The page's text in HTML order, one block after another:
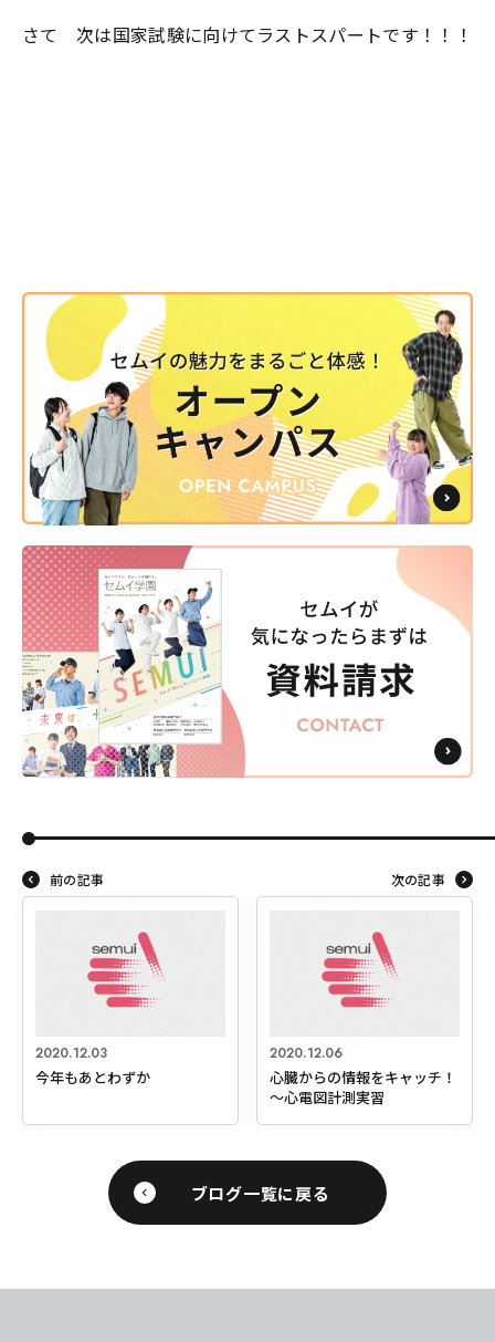
さて 次は国家試験に向けてラストスパートです！！！
前の記事
2020.12.03
今年もあとわずか
次の記事
2020.12.06
心臓からの情報をキャッチ！
～心電図計測実習
ブログ一覧に戻る